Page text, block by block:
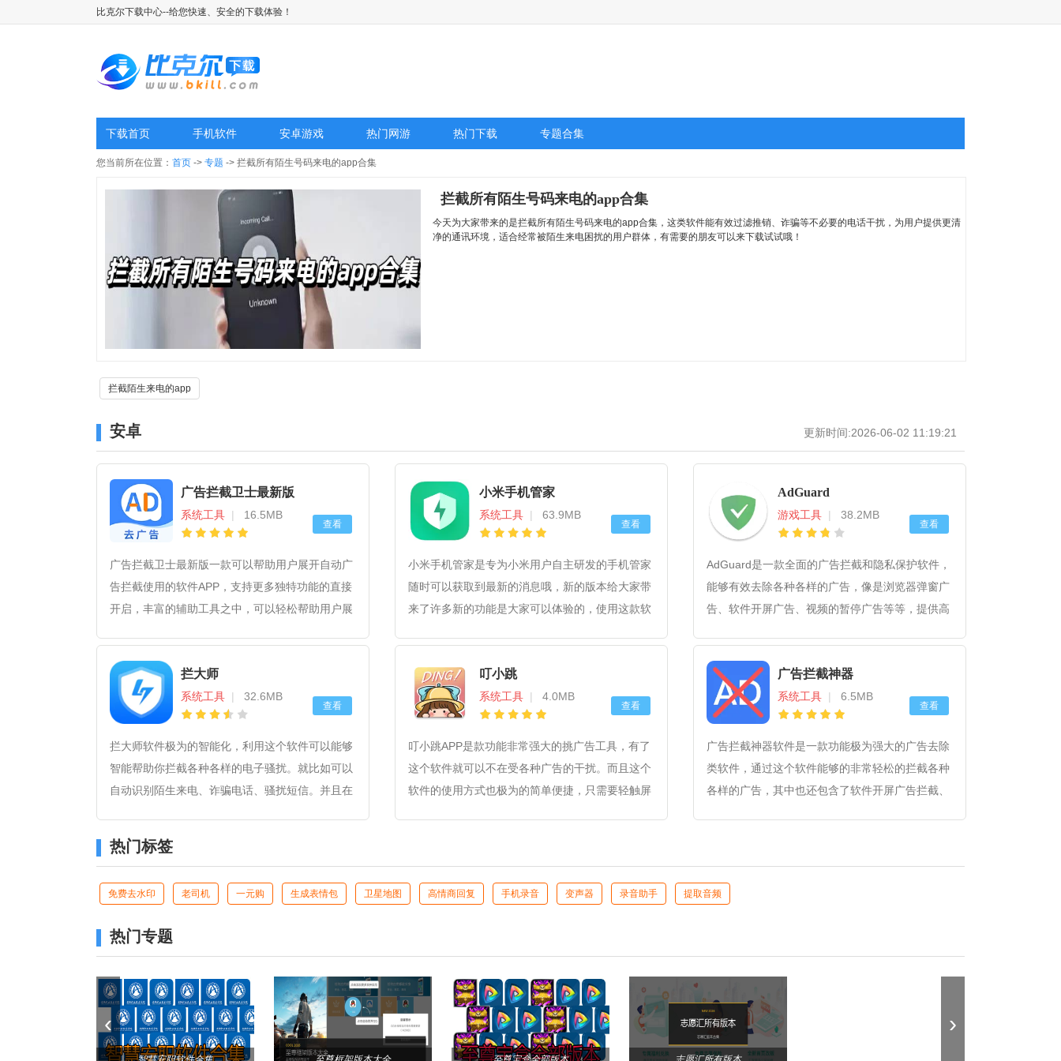
比克尔下载中心--给您快速、安全的下载体验！
下载首页 手机软件 安卓游戏 热门网游 热门下载 专题合集
您当前所在位置： 首页 -> 专题 -> 拦截所有陌生号码来电的app合集
拦截所有陌生号码来电的app合集
今天为大家带来的是拦截所有陌生号码来电的app合集，这类软件能有效过滤推销、诈骗等不必要的电话干扰，为用户提供更清
净的通讯环境，适合经常被陌生来电困扰的用户群体，有需要的朋友可以来下载试试哦！
拦截陌生来电的app
安卓 更新时间:2026-06-02 11:19:21
广告拦截卫士最新版
系统工具 | 16.5MB
查看
广告拦截卫士最新版一款可以帮助用户展开自动广
告拦截使用的软件APP，支持更多独特功能的直接
开启，丰富的辅助工具之中，可以轻松帮助用户展
快来试试吧！
小米手机管家
系统工具 | 63.9MB
查看
小米手机管家是专为小米用户自主研发的手机管家
随时可以获取到最新的消息哦，新的版本给大家带
来了许多新的功能是大家可以体验的，使用这款软
AdGuard
游戏工具 | 38.2MB
查看
AdGuard是一款全面的广告拦截和隐私保护软件，
能够有效去除各种各样的广告，像是浏览器弹窗广
告、软件开屏广告、视频的暂停广告等等，提供高
拦大师
系统工具 | 32.6MB
查看
拦大师软件极为的智能化，利用这个软件可以能够
智能帮助你拦截各种各样的电子骚扰。就比如可以
自动识别陌生来电、诈骗电话、骚扰短信。并且在
有着这些需求的小伙伴们可以自行在本站下载体
叮小跳
系统工具 | 4.0MB
查看
叮小跳APP是款功能非常强大的挑广告工具，有了
这个软件就可以不在受各种广告的干扰。而且这个
软件的使用方式也极为的简单便捷，只需要轻触屏
广告拦截神器
系统工具 | 6.5MB
查看
广告拦截神器软件是一款功能极为强大的广告去除
类软件，通过这个软件能够的非常轻松的拦截各种
各样的广告，其中也还包含了软件开屏广告拦截、
热门标签
免费去水印 老司机 一元购 生成表情包 卫星地图 高情商回复 手机录音 变声器 录音助手 提取音频
热门专题
‹ ›